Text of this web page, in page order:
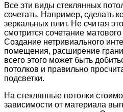
Все эти виды стеклянных
сочетать. Например, сделать
зеркальных плит. Не считая
смотрится сочетание
Создание нетривиального
помещения, расширение
всего этого может быть
потолков и правильно
подсветки.
На стеклянные потолки
зависимости от материала